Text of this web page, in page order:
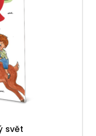
svět